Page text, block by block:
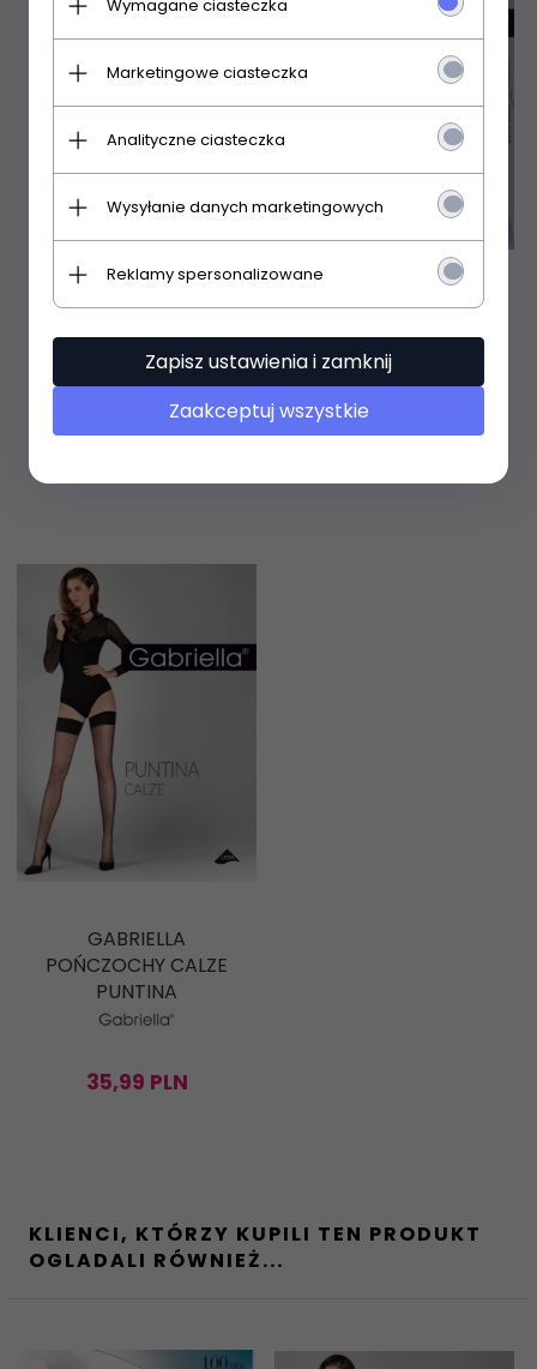
GABRIELLA Pończochy
cienkie clasic 8 DEN
35,
GABRIELLA
POŃCZOCHY CALZE
PUNTINA
35,99 PLN
KLIENCI, KTÓRZY KUPILI TEN PRODUKT
OGLADALI RÓWNIEŻ...
Wymagane ciasteczka
Marketingowe ciasteczka
Analityczne ciasteczka
Wysyłanie danych marketingowych
Reklamy spersonalizowane
Zapisz ustawienia i zamknij
Zaakceptuj wszystkie